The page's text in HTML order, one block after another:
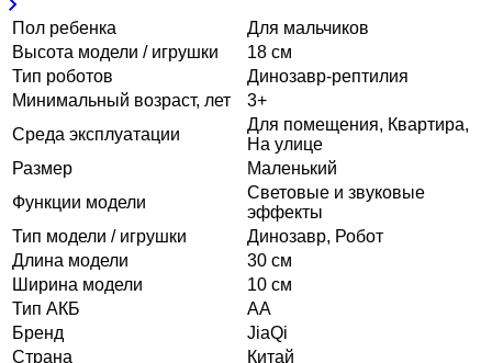
Пол ребенка
Для мальчиков
Высота модели / игрушки
18 см
Тип роботов
Динозавр-рептилия
Минимальный возраст, лет
3+
Среда эксплуатации
Для помещения, Квартира,
На улице
Размер
Маленький
Функции модели
Световые и звуковые
эффекты
Тип модели / игрушки
Динозавр, Робот
Длина модели
30 см
Ширина модели
10 см
Тип АКБ
АА
Бренд
JiaQi
Страна
Китай